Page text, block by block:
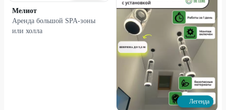
Мелиот
Аренда большой SPA-зоны
или холла
Легенда